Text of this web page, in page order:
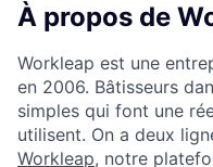
À propos de
Workleap est une
en 2006. Bâtisseurs
simples qui font une
utilisent. On a deux
Workleap, notre